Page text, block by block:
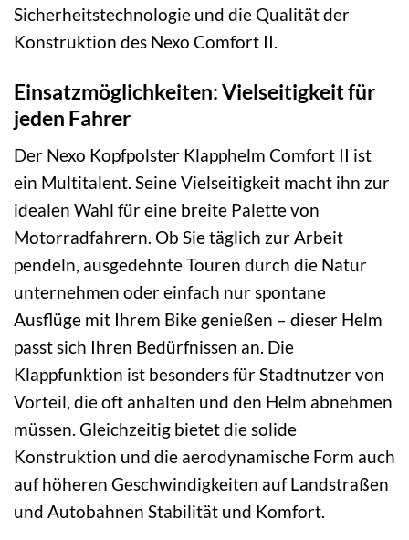
Sicherheitstechnologie und die Qualität der
Konstruktion des Nexo Comfort II.
Einsatzmöglichkeiten: Vielseitigkeit für
jeden Fahrer
Der Nexo Kopfpolster Klapphelm Comfort II ist
ein Multitalent. Seine Vielseitigkeit macht ihn zur
idealen Wahl für eine breite Palette von
Motorradfahrern. Ob Sie täglich zur Arbeit
pendeln, ausgedehnte Touren durch die Natur
unternehmen oder einfach nur spontane
Ausflüge mit Ihrem Bike genießen – dieser Helm
passt sich Ihren Bedürfnissen an. Die
Klappfunktion ist besonders für Stadtnutzer von
Vorteil, die oft anhalten und den Helm abnehmen
müssen. Gleichzeitig bietet die solide
Konstruktion und die aerodynamische Form auch
auf höheren Geschwindigkeiten auf Landstraßen
und Autobahnen Stabilität und Komfort.